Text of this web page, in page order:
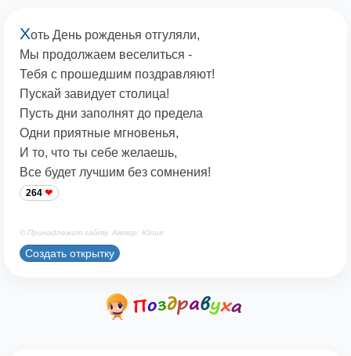
Хоть День рожденья отгуляли,
Мы продолжаем веселиться -
Тебя с прошедшим поздравляют!
Пускай завидует столица!
Пусть дни заполнят до предела
Одни приятные мгновенья,
И то, что ты себе желаешь,
Все будет лучшим без сомнения!
264
© Принадлежит сайту. Автор: Юлия
Создать открытку